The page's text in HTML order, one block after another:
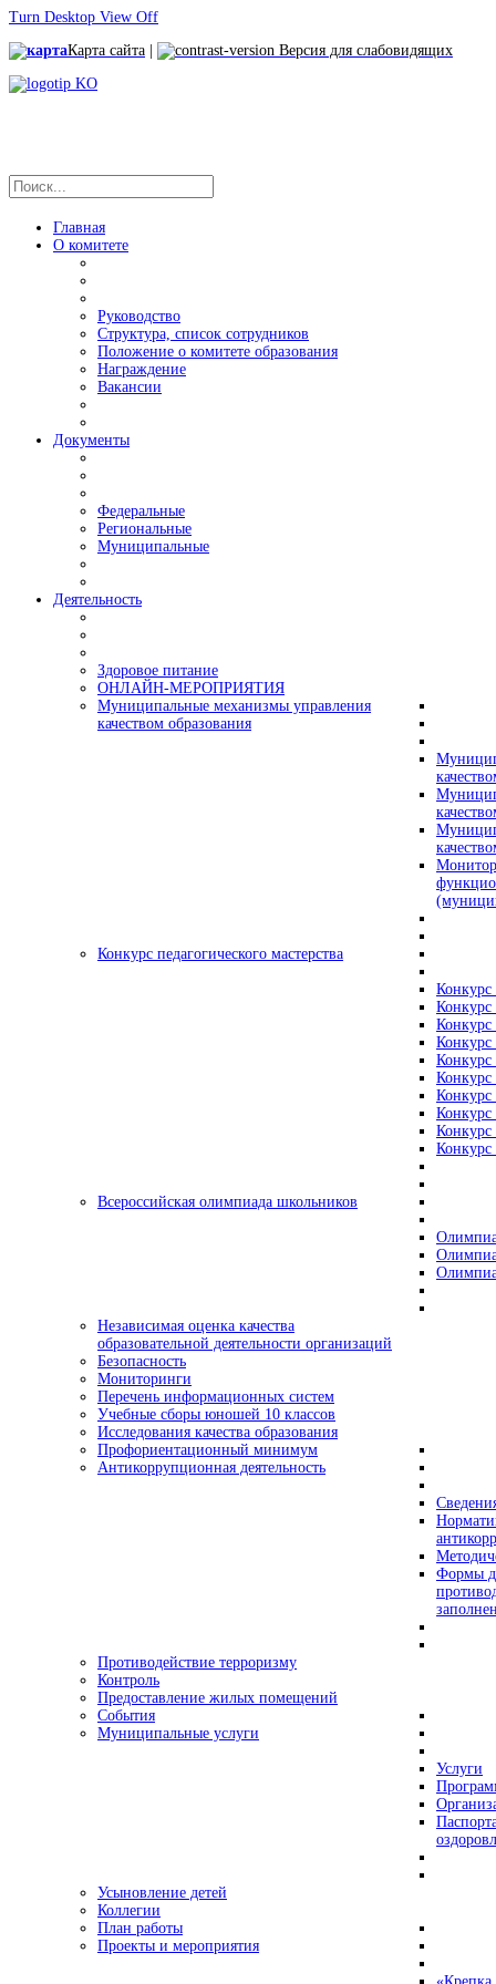
Turn Desktop View Off
Карта сайта
Версия для слабовидящих
Главная
О комитете
Руководство
Структура, список сотрудников
Положение о комитете образования
Награждение
Вакансии
Документы
Федеральные
Региональные
Муниципальные
Деятельность
Здоровое питание
ОНЛАЙН-МЕРОПРИЯТИЯ
Муниципальные механизмы управления
качеством образования
Конкурс педагогического мастерства
Конкурс
Конкурс
Конкурс
Конкурс
Конкурс
Конкурс
Конкурс
Конкурс
Конкурс
Конкурс
Всероссийская олимпиада школьников
Независимая оценка качества
образовательной деятельности организаций
Безопасность
Мониторинги
Перечень информационных систем
Учебные сборы юношей 10 классов
Исследования качества образования
Профориентационный минимум
Антикоррупционная деятельность
Формы
Противодействие терроризму
Контроль
Предоставление жилых помещений
События
Муниципальные услуги
Услуги
Усыновление детей
Коллегии
План работы
Проекты и мероприятия